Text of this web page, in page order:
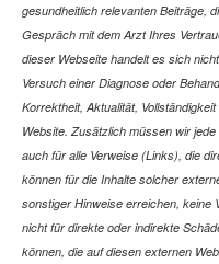
gesundheitlich relevanten Beiträge,
Gespräch mit dem Arzt Ihres
dieser Webseite handelt es sich
Versuch einer Diagnose oder
Korrektheit, Aktualität,
Website. Zusätzlich müssen wir
auch für alle Verweise (Links), die
können für die Inhalte solcher
sonstiger Hinweise erreichen, keine
nicht für direkte oder indirekte
können, die auf diesen externen